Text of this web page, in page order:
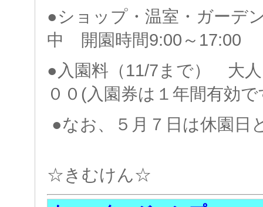
●ショップ・温室・ガーデ
中 開園時間9:00～17:00
●入園料（11/7まで） 大
００(入園券は１年間有効
●なお、５月７日は休園日
☆きむけん☆